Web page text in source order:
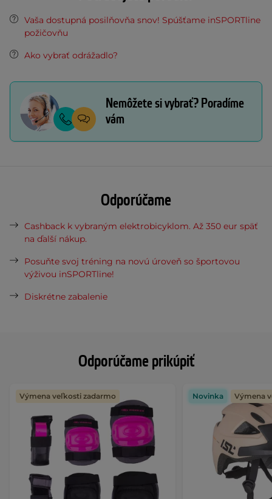
Odporúčame prikúpiť
Výmena veľkosti zadarmo Novinka Výmena
Vaša dostupná posilňovňa snov! Spúšťame inSPORTline
požičovňu
Ako vybrať odrážadlo?
Nemôžete si vybrať? Poradíme
vám
Odporúčame
Cashback k vybraným elektrobicyklom. Až 350 eur späť
na ďalší nákup.
Posuňte svoj tréning na novú úroveň so športovou
výživou inSPORTline!
Diskrétne zabalenie